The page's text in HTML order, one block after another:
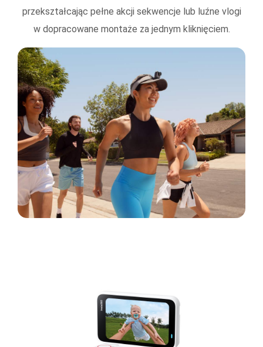
przekształcając pełne akcji sekwencje lub luźne vlogi
w dopracowane montaże za jednym kliknięciem.